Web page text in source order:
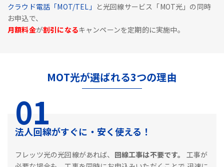
クラウド電話「MOT/TEL」 と光回線サービス「MOT光」の同時
お申込で、
月額料金が割引になるキャンペーンを定期的に実施中。
MOT光が選ばれる3つの理由
01
法人回線がすぐに・安く使える！
フレッツ光の光回線があれば、 回線工事は不要です。
工事が